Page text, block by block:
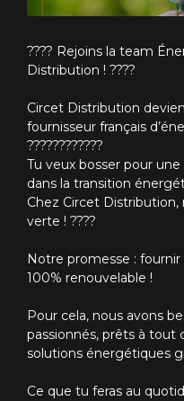
???? Rejoins la team
Distribution ! ????
Circet Distribution
fournisseur français
????????????
Tu veux bosser pour
dans la transition
Chez Circet Distribution,
verte ! ????
Notre promesse :
100% renouvelable !
Pour cela, nous avons
passionnés, prêts à tout
solutions énergétiques
Ce que tu feras au